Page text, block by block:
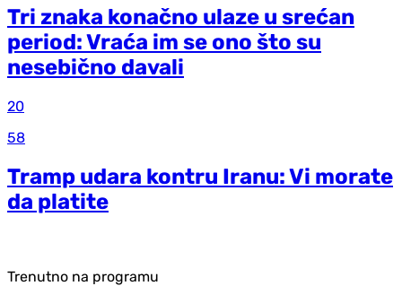
Tri znaka konačno ulaze u srećan
period: Vraća im se ono što su
nesebično davali
20
58
Tramp udara kontru Iranu: Vi morate
da platite
Trenutno na programu